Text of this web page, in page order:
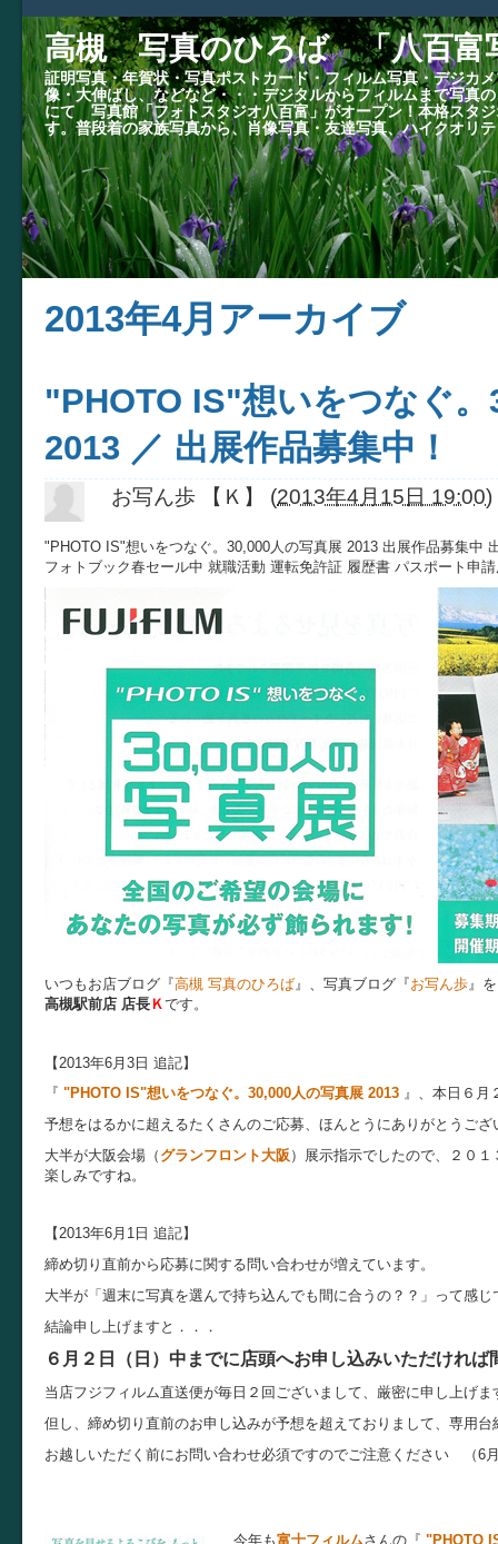
高槻 写真のひろば 「八百富
証明写真・年賀状・写真ポストカード・フィルム写真・デジカ
像・大伸ばし、などなど・・・デジタルからフィルムまで写
にて 写真館「フォトスタジオ八百富」がオープン！本格スタ
す。普段着の家族写真から、肖像写真・友達写真、ハイクオリ
2013年4月アーカイブ
"PHOTO IS"想いをつなぐ
2013 ／ 出展作品募集中！
お写ん歩 【Ｋ】 (2013年4月15日 19:00)
"PHOTO IS"想いをつなぐ。30,000人の写真展 2013 出展作品募集中
フォトブック春セール中 就職活動 運転免許証 履歴書 パスポート申
いつもお店ブログ『高槻 写真のひろば』、写真ブログ『お写ん歩』
高槻駅前店 店長 Ｋです。
【2013年6月3日 追記】
『 "PHOTO IS"想いをつなぐ。30,000人の写真展 2013 』、本日６月
予想をはるかに超えるたくさんのご応募、ほんとうにありがとうござ
大半が大阪会場（ グランフロント大阪 ）展示指示でしたので、２０
楽しみですね。
【2013年6月1日 追記】
締め切り直前から応募に関する問い合わせが増えています。
大半が「週末に写真を選んで持ち込んでも間に合うの？？」って感じ
結論申し上げますと．．．
６月２日（日）中までに店頭へお申し込みいただければ
当店フジフィルム直送便が毎日２回ございまして、厳密に申し上げ
但し、締め切り直前のお申し込みが予想を超えておりまして、専用
お越しいただく前にお問い合わせ必須ですのでご注意ください （6
今年も富士フィルムさんの『 "PHOTO